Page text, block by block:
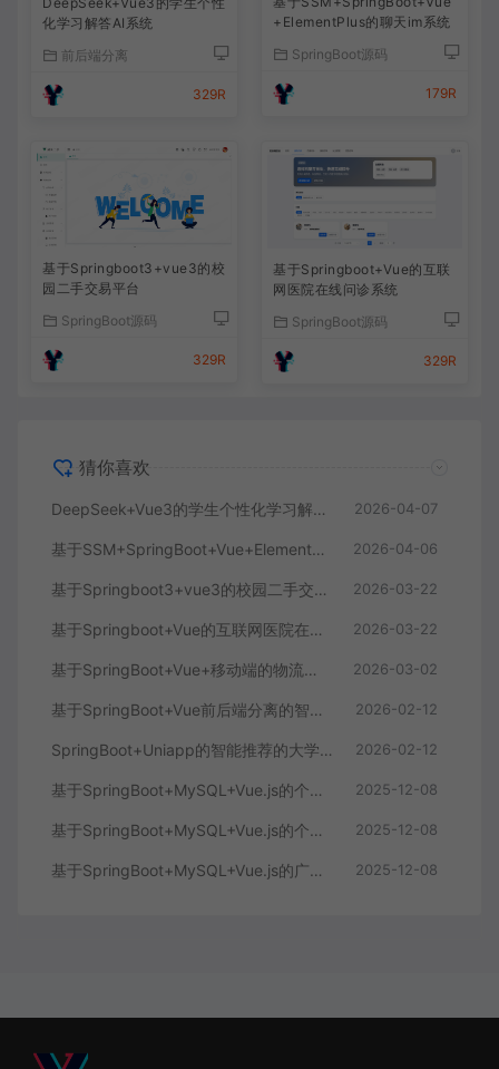
化学习解答AI系统
前后端分离
329R
+ElementPlus的聊天im系统
SpringBoot源码
179R
基于Springboot3+vue3的校
园二手交易平台
SpringBoot源码
329R
基于Springboot+Vue的互联
网医院在线问诊系统
SpringBoot源码
329R
猜你喜欢
DeepSeek+Vue3的学生个性化学习解答AI系统 2026-04-07
基于SSM+SpringBoot+Vue+ElementPlus的聊天im系统 2026-04-06
基于Springboot3+vue3的校园二手交易平台 2026-03-22
基于Springboot+Vue的互联网医院在线问诊系统 2026-03-22
基于SpringBoot+Vue+移动端的物流快递系统 2026-03-02
基于SpringBoot+Vue前后端分离的智能知识库问答系统 2026-02-12
SpringBoot+Uniapp的智能推荐的大学生社交平台 2026-02-12
基于SpringBoot+MySQL+Vue.js的个人健康管理系统(附论文) 2025-12-08
基于SpringBoot+MySQL+Vue.js的个性化推荐电商系统(附论文) 2025-12-08
基于SpringBoot+MySQL+Vue.js的广西文化传承小程序(附论文) 2025-12-08